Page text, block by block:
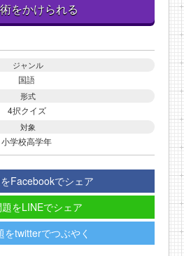
をかけられる
ジャンル
国語
形式
4択クイズ
対象
小学校高学年
Facebookでシェア
をLINEでシェア
をtwitterでつぶやく